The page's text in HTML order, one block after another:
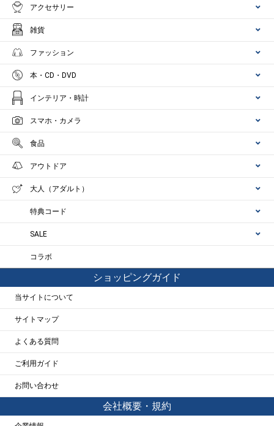
アクセサリー
雑貨
ファッション
本・CD・DVD
インテリア・時計
スマホ・カメラ
食品
アウトドア
大人（アダルト）
特典コード
SALE
コラボ
ショッピングガイド
当サイトについて
サイトマップ
よくある質問
ご利用ガイド
お問い合わせ
会社概要・規約